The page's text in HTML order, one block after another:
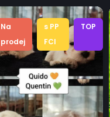
Na
prodej
s PP
FCI
TOP